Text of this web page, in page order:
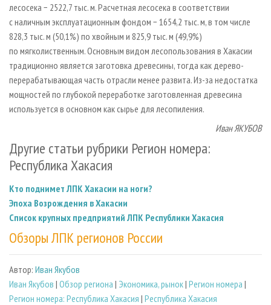
лесосека − 2522,7 тыс. м. Расчетная лесосека в соответствии
с наличным эксплуатационным фондом − 1654,2 тыс. м, в том числе
828,3 тыс. м (50,1%) по хвойным и 825,9 тыс. м (49,9%)
по мягколиственным. Основным видом лесопользования в Хакасии
традиционно является заготовка древесины, тогда как дерево-
перерабатывающая часть отрасли менее развита. Из-за недостатка
мощностей по глубокой переработке заготовленная древесина
используется в основном как сырье для лесопиления.
Иван ЯКУБОВ
Другие статьи рубрики Регион номера:
Республика Хакасия
Кто поднимет ЛПК Хакасии на ноги?
Эпоха Возрождения в Хакасии
Список крупных предприятий ЛПК Республики Хакасия
Обзоры ЛПК регионов России
Автор: Иван Якубов
Иван Якубов | Обзор региона | Экономика, рынок| Регион номера |
Регион номера: Республика Хакасия | Республика Хакасия